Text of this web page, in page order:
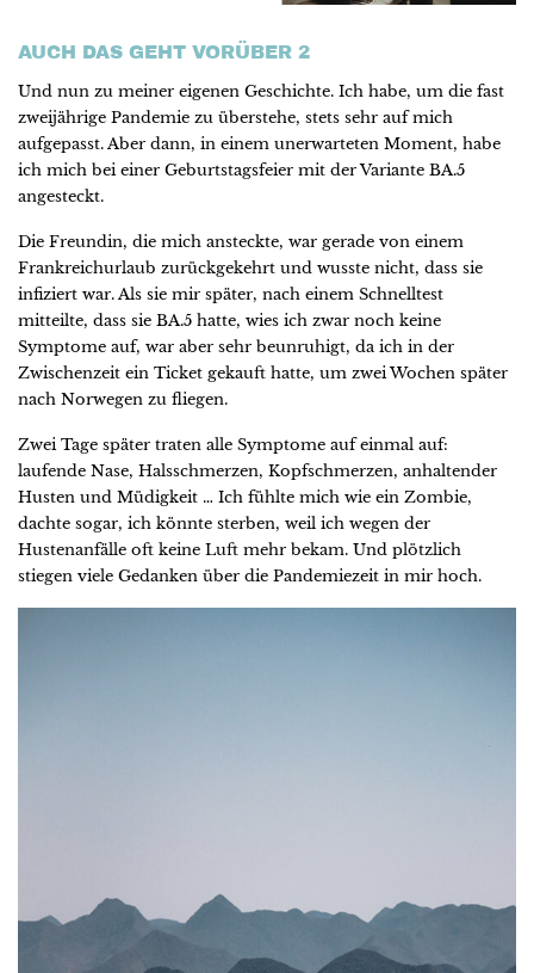
AUCH DAS GEHT VORÜBER 2
Und nun zu meiner eigenen Geschichte. Ich habe, um die fast
zweijährige Pandemie zu überstehe, stets sehr auf mich
aufgepasst. Aber dann, in einem unerwarteten Moment, habe
ich mich bei einer Geburtstagsfeier mit der Variante BA.5
angesteckt.
Die Freundin, die mich ansteckte, war gerade von einem
Frankreichurlaub zurückgekehrt und wusste nicht, dass sie
infiziert war. Als sie mir später, nach einem Schnelltest
mitteilte, dass sie BA.5 hatte, wies ich zwar noch keine
Symptome auf, war aber sehr beunruhigt, da ich in der
Zwischenzeit ein Ticket gekauft hatte, um zwei Wochen später
nach Norwegen zu fliegen.
Zwei Tage später traten alle Symptome auf einmal auf:
laufende Nase, Halsschmerzen, Kopfschmerzen, anhaltender
Husten und Müdigkeit … Ich fühlte mich wie ein Zombie,
dachte sogar, ich könnte sterben, weil ich wegen der
Hustenanfälle oft keine Luft mehr bekam. Und plötzlich
stiegen viele Gedanken über die Pandemiezeit in mir hoch.